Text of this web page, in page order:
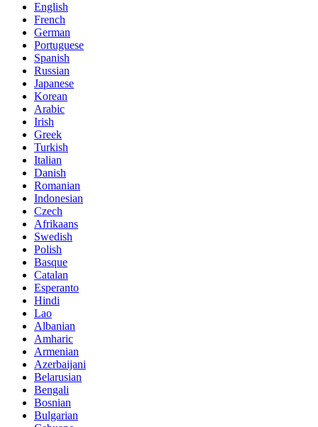
English
French
German
Portuguese
Spanish
Russian
Japanese
Korean
Arabic
Irish
Greek
Turkish
Italian
Danish
Romanian
Indonesian
Czech
Afrikaans
Swedish
Polish
Basque
Catalan
Esperanto
Hindi
Lao
Albanian
Amharic
Armenian
Azerbaijani
Belarusian
Bengali
Bosnian
Bulgarian